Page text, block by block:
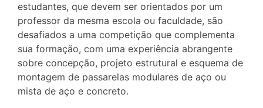
estudantes, que devem ser orientados por um
professor da mesma escola ou faculdade, são
desafiados a uma competição que complementa
sua formação, com uma experiência abrangente
sobre concepção, projeto estrutural e esquema de
montagem de passarelas modulares de aço ou
mista de aço e concreto.